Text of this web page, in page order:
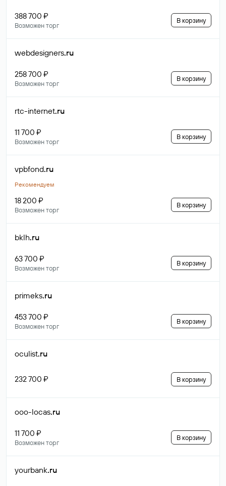
388 700 ₽
Возможен торг
В корзину
webdesigners.ru
258 700 ₽
Возможен торг
В корзину
rtc-internet.ru
11 700 ₽
Возможен торг
В корзину
vpbfond.ru
Рекомендуем
18 200 ₽
Возможен торг
В корзину
bklh.ru
63 700 ₽
Возможен торг
В корзину
primeks.ru
453 700 ₽
Возможен торг
В корзину
oculist.ru
232 700 ₽ В корзину
ooo-locas.ru
11 700 ₽
Возможен торг
В корзину
yourbank.ru